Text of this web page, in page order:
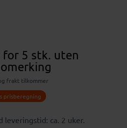
for 5 stk. uten
frakt tilkommer
prisberegning
leveringstid: ca. 2 uker.